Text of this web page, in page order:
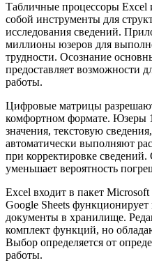
Табличные процессоры Excel
собой инструменты для
исследования сведений.
миллионы юзеров для
трудности. Осознание
предоставляет возможности
работы.
Цифровые матрицы
комфортном формате. Юзеры
значения, текстовую
автоматически выполняют
при корректировке
уменьшает вероятность
Excel входит в пакет
Google Sheets функционирует
документы в хранилище.
комплект функций, но
Выбор определяется от
работы.